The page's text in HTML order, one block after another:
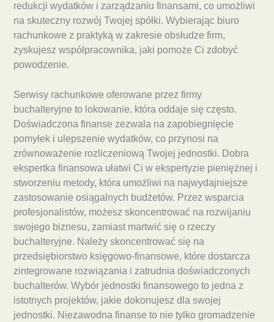
redukcji wydatków i zarządzaniu finansami, co umożliwi
na skuteczny rozwój Twojej spółki. Wybierając biuro
rachunkowe z praktyką w zakresie obsłudze firm,
zyskujesz współpracownika, jaki pomoże Ci zdobyć
powodzenie.
Serwisy rachunkowe oferowane przez firmy
buchalteryjne to lokowanie, która oddaje się często.
Doświadczona finanse zezwala na zapobiegnięcie
pomyłek i ulepszenie wydatków, co przynosi na
zrównoważenie rozliczeniową Twojej jednostki. Dobra
ekspertka finansowa ułatwi Ci w ekspertyzie pieniężnej i
stworzeniu metody, która umożliwi na najwydajniejsze
zastosowanie osiągalnych budżetów. Przez wsparcia
profesjonalistów, możesz skoncentrować na rozwijaniu
swojego biznesu, zamiast martwić się o rzeczy
buchalteryjne. Należy skoncentrować się na
przedsiębiorstwo księgowo-finansowe, które dostarcza
zintegrowane rozwiązania i zatrudnia doświadczonych
buchalterów. Wybór jednostki finansowego to jedna z
istotnych projektów, jakie dokonujesz dla swojej
jednostki. Niezawodna finanse to nie tylko gromadzenie